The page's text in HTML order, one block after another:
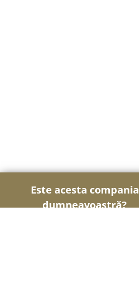
Este acesta compania
dumneavoastră?